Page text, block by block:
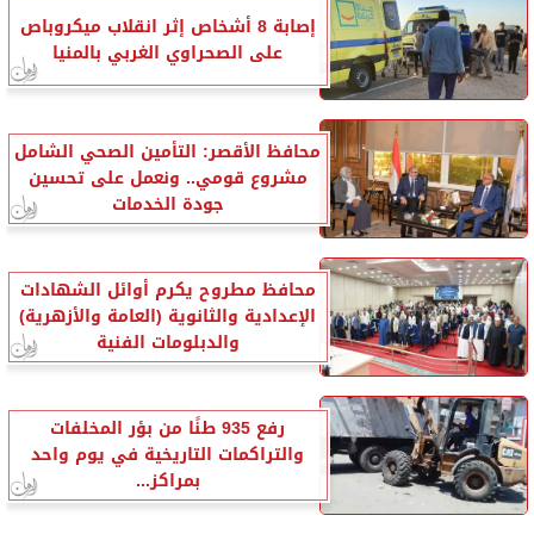
إصابة 8 أشخاص إثر انقلاب ميكروباص
على الصحراوي الغربي بالمنيا
محافظ الأقصر: التأمين الصحي الشامل
مشروع قومي.. ونعمل على تحسين
جودة الخدمات
محافظ مطروح يكرم أوائل الشهادات
الإعدادية والثانوية (العامة والأزهرية)
والدبلومات الفنية
رفع 935 طنًا من بؤر المخلفات
والتراكمات التاريخية في يوم واحد
بمراكز...